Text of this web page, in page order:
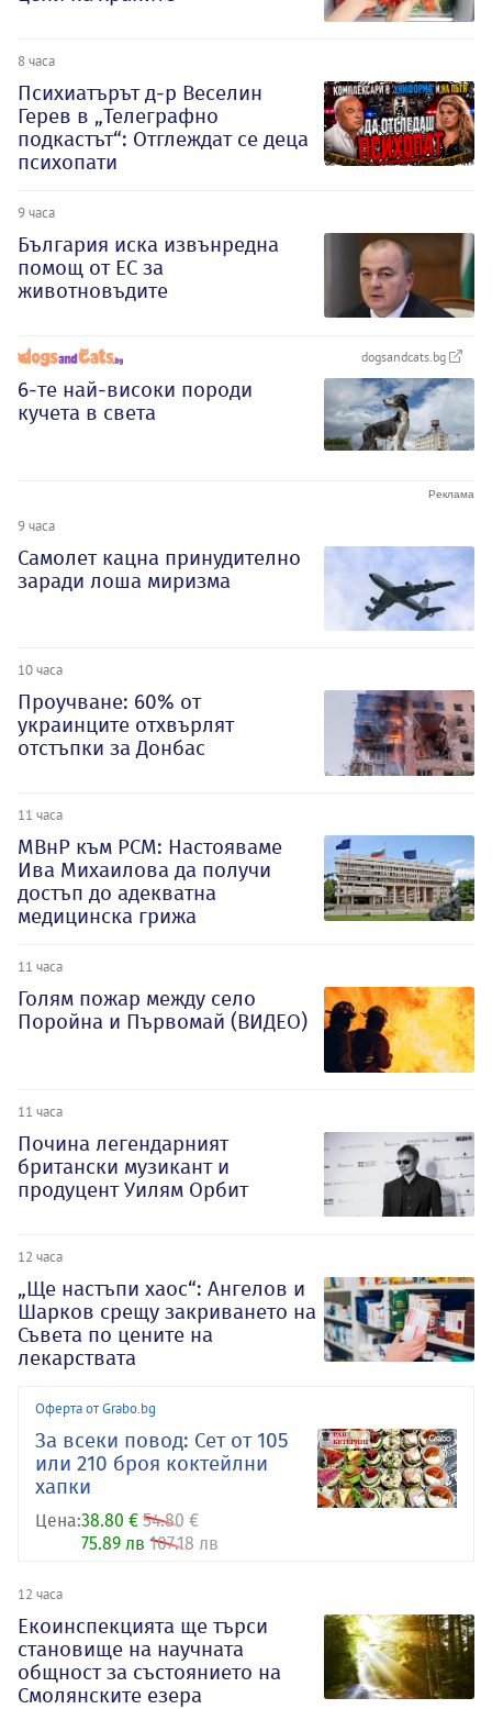
8 часа
Психиатърът д-р Веселин
Герев в „Телеграфно
подкастът“: Отглеждат се деца
психопати
9 часа
България иска извънредна
помощ от ЕС за
животновъдите
dogsandcats.bg
6-те най-високи породи
кучета в света
9 часа
Самолет кацна принудително
заради лоша миризма
10 часа
Проучване: 60% от
украинците отхвърлят
отстъпки за Донбас
11 часа
МВнР към РСМ: Настояваме
Ива Михаилова да получи
достъп до адекватна
медицинска грижа
11 часа
Голям пожар между село
Поройна и Първомай (ВИДЕО)
11 часа
Почина легендарният
британски музикант и
продуцент Уилям Орбит
12 часа
„Ще настъпи хаос“: Ангелов и
Шарков срещу закриването на
Съвета по цените на
лекарствата
Оферта от Grabo.bg
За всеки повод: Сет от 105
или 210 броя коктейлни
хапки
Цена:38.80 € 54.80 €
75.89 лв 107.18 лв
12 часа
Екоинспекцията ще търси
становище на научната
общност за състоянието на
Смолянските езера